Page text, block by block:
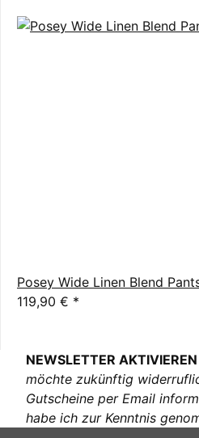
Posey Wide Linen Blend
119,90 € *
NEWSLETTER
möchte zukünftig
Gutscheine per Email
habe ich zur Kenntnis